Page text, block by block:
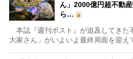
ん」2000億円超不動
ら…
本誌『週刊ポスト』が追及してきた
大家さん」がいよいよ最終局面を迎